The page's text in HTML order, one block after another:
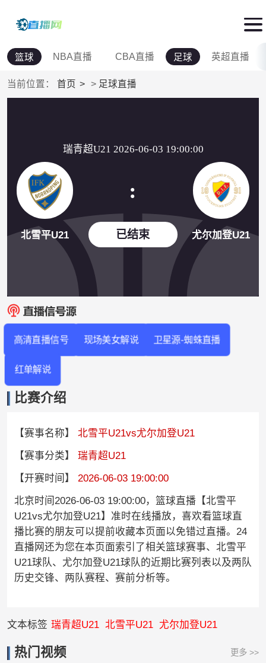
篮球 NBA直播 CBA直播 足球 英超直播
当前位置： 首页 > 足球直播
瑞青超U21 2026-06-03 19:00:00
北雪平U21
:
已结束 尤尔加登U21
高清直播信号 现场美女解说 卫星源-蜘蛛直播
红单解说
比赛介绍
【赛事名称】
北雪平U21vs尤尔加登U21
【赛事分类】
瑞青超U21
【开赛时间】
2026-06-03 19:00:00
北京时间2026-06-03 19:00:00，篮球直播【北雪平
U21vs尤尔加登U21】准时在线播放，喜欢看篮球直
播比赛的朋友可以提前收藏本页面以免错过直播。24
直播网还为您在本页面索引了相关篮球赛事、北雪平
U21球队、尤尔加登U21球队的近期比赛列表以及两队
历史交锋、两队赛程、赛前分析等。
文本标签 瑞青超U21 北雪平U21 尤尔加登U21
热门视频 更多 >>